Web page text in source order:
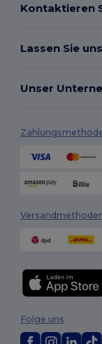
Kontaktieren
Lassen Sie
Unser
Folge uns